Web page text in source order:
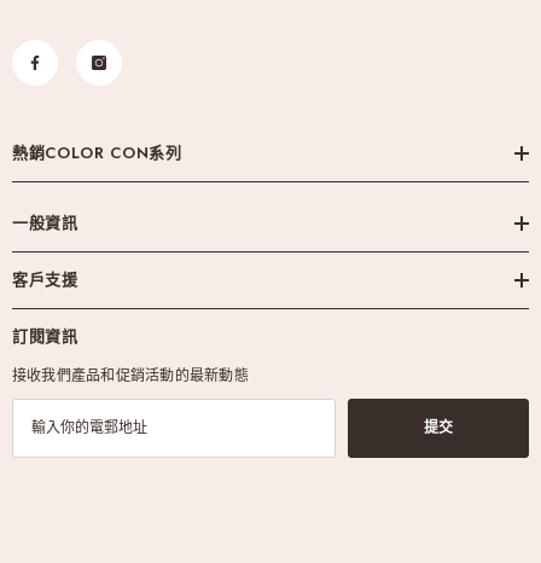
熱銷COLOR CON系列
一般資訊
客戶支援
訂閱資訊
接收我們產品和促銷活動的最新動態
提交